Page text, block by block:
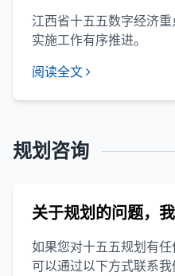
江西省十五五数字经济
实施工作有序推进。
阅读全文
规划咨询
关于规划的问题，
如果您对十五五规划有任
可以通过以下方式联系